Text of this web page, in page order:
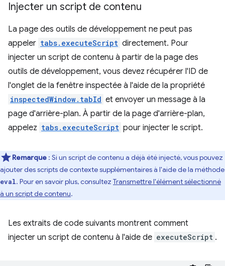
Injecter un script de contenu
La page des outils de développement ne peut pas
appeler tabs.executeScript directement. Pour
injecter un script de contenu à partir de la page des
outils de développement, vous devez récupérer l'ID de
l'onglet de la fenêtre inspectée à l'aide de la propriété
inspectedWindow.tabId et envoyer un message à la
page d'arrière-plan. À partir de la page d'arrière-plan,
appelez tabs.executeScript pour injecter le script.
Remarque : Si un script de contenu a déjà été injecté, vous pouvez
ajouter des scripts de contexte supplémentaires à l'aide de la méthode
eval. Pour en savoir plus, consultez Transmettre l'élément sélectionné
à un script de contenu.
Les extraits de code suivants montrent comment
injecter un script de contenu à l'aide de executeScript .